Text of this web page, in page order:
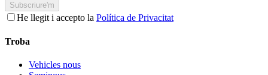
Subscriure'm
He llegit i accepto la Política de Privacitat
Troba
Vehicles nous